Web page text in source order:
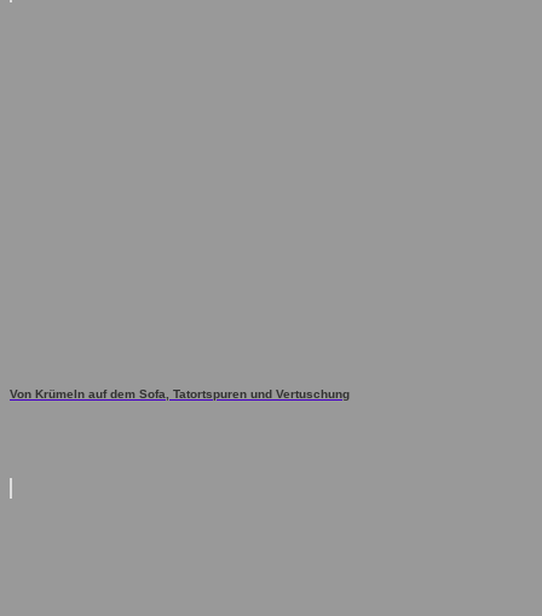
Von Krümeln auf dem Sofa, Tatortspuren und Vertuschung